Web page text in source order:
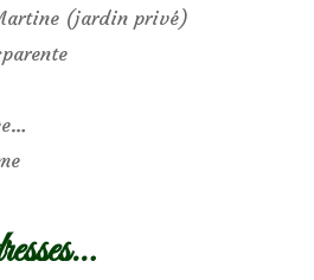
(jardin privé)